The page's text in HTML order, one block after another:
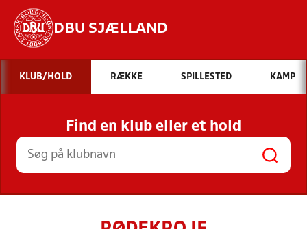
DBU SJÆLLAND
Hvad vil du søge efter?
INDHOLD OG NYHEDER
STILLINGER, RESULTATER, KLUBBER OG
HOLD
KLUB/HOLD RÆKKE SPILLESTED KAMP
Find en klub eller et hold